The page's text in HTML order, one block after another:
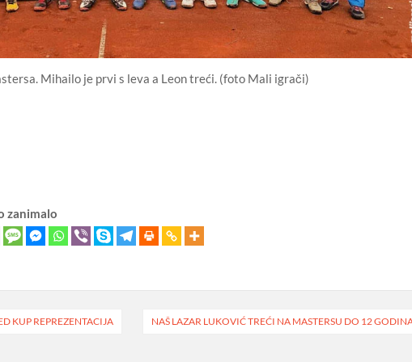
Mihailo je prvi s leva a Leon treći. (foto Mali igrači)
zanimalo
KUP REPREZENTACIJA NAŠ LAZAR LUKOVIĆ TREĆI NA MASTERSU DO 12